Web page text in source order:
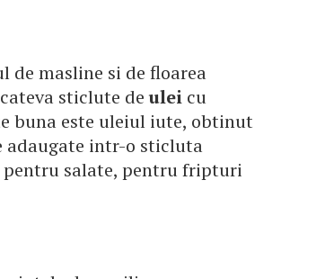
de masline si de floarea
sticlute deulei cu
buna este uleiul iute, obtinut
adaugate intr-o sticluta
salate, pentru fripturi